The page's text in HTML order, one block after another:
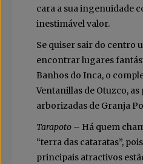
cara a sua ingenuidade
inestimável valor.
Se quiser sair do centro
encontrar lugares
Banhos do Inca, o
Ventanillas de Otuzco, as
arborizadas de Granja
Tarapoto – Há quem
“terra das cataratas”,
principais atractivos